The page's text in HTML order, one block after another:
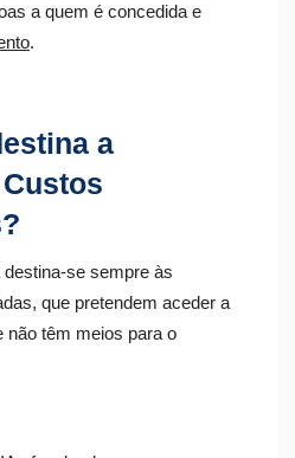
a quem é concedida e
.
a
se sempre às
que pretendem aceder a
não têm meios para o